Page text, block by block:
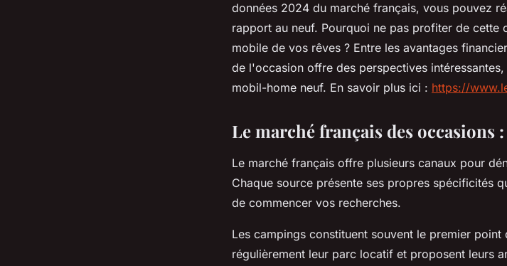
données 2024 du marché français, vous pouvez
rapport au neuf. Pourquoi ne pas profiter de
mobile de vos rêves ? Entre les avantages
de l'occasion offre des perspectives
mobil-home neuf. En savoir plus ici : https://
Le marché français des occasions
Le marché français offre plusieurs canaux pour
Chaque source présente ses propres spécificités
de commencer vos recherches.
Les campings constituent souvent le premier
régulièrement leur parc locatif et proposent leurs